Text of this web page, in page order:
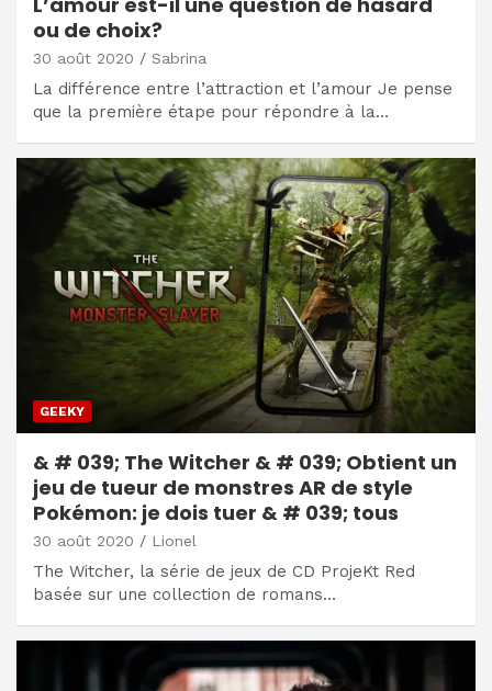
ou de choix?
30 août 2020 Sabrina
La différence entre l’attraction et l’amour Je pense
que la première étape pour répondre à la…
GEEKY
& # 039; The Witcher & # 039; Obtient un
jeu de tueur de monstres AR de style
Pokémon: je dois tuer & # 039; tous
30 août 2020 Lionel
The Witcher, la série de jeux de CD ProjeKt Red
basée sur une collection de romans…